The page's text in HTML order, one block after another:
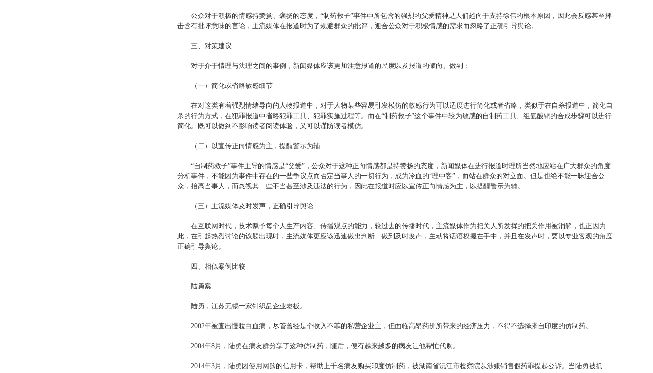
公众对于积极的情感持赞赏、褒扬的态度，“制药救子”事件中所包含的强烈的父爱精神是人们趋向于支持徐伟的根本原因，因此会反感甚至抨
击含有批评意味的言论，主流媒体在报道时为了规避群众的批评，迎合公众对于积极情感的需求而忽略了正确引导舆论。
三、对策建议
对于介于情理与法理之间的事例，新闻媒体应该更加注意报道的尺度以及报道的倾向。做到：
（一）简化或省略敏感细节
在对这类有着强烈情绪导向的人物报道中，对于人物某些容易引发模仿的敏感行为可以适度进行简化或者省略，类似于在自杀报道中，简化自
杀的行为方式，在犯罪报道中省略犯罪工具、犯罪实施过程等。而在“制药救子”这个事件中较为敏感的自制药工具、组氨酸铜的合成步骤可以进行
简化。既可以做到不影响读者阅读体验，又可以谨防读者模仿。
（二）以宣传正向情感为主，提醒警示为辅
“自制药救子”事件主导的情感是“父爱”，公众对于这种正向情感都是持赞扬的态度，新闻媒体在进行报道时理所当然地应站在广大群众的角度
分析事件，不能因为事件中存在的一些争议点而否定当事人的一切行为，成为冷血的“理中客”，而站在群众的对立面。但是也绝不能一昧迎合公
众，抬高当事人，而忽视其一些不当甚至涉及违法的行为，因此在报道时应以宣传正向情感为主，以提醒警示为辅。
（三）主流媒体及时发声，正确引导舆论
在互联网时代，技术赋予每个人生产内容、传播观点的能力，较过去的传播时代，主流媒体作为把关人所发挥的把关作用被消解，也正因为
此，在引起热烈讨论的议题出现时，主流媒体更应该迅速做出判断，做到及时发声，主动将话语权握在手中，并且在发声时，要以专业客观的角度
正确引导舆论。
四、相似案例比较
陆勇案——
陆勇，江苏无锡一家针织品企业老板。
2002年被查出慢粒白血病，尽管曾经是个收入不菲的私营企业主，但面临高昂药价所带来的经济压力，不得不选择来自印度的仿制药。
2004年8月，陆勇在病友群分享了这种仿制药，随后，便有越来越多的病友让他帮忙代购。
2014年3月，陆勇因使用网购的信用卡，帮助上千名病友购买印度仿制药，被湖南省沅江市检察院以涉嫌销售假药罪提起公诉。当陆勇被抓